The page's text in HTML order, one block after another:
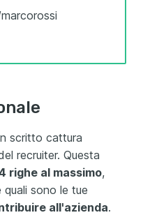
scritto cattura
recruiter. Questa
righe al massimo,
sono le tue
all'azienda.